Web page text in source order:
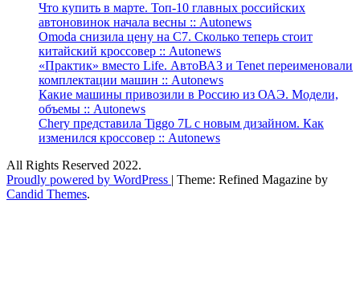
Что купить в марте. Топ-10 главных российских
автоновинок начала весны :: Autonews
Omoda снизила цену на C7. Сколько теперь стоит
китайский кроссовер :: Autonews
«Практик» вместо Life. АвтоВАЗ и Tenet переименовали
комплектации машин :: Autonews
Какие машины привозили в Россию из ОАЭ. Модели,
объемы :: Autonews
Chery представила Tiggo 7L с новым дизайном. Как
изменился кроссовер :: Autonews
All Rights Reserved 2022.
Proudly powered by WordPress | Theme: Refined Magazine by
Candid Themes.